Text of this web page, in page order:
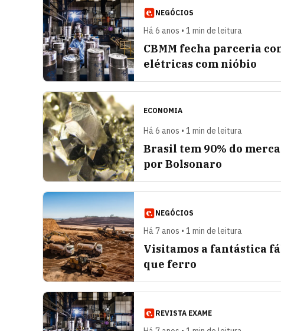
NEGÓCIOS
Há 6 anos • 1 min de leitura
CBMM fecha parceria
elétricas com nióbio
ECONOMIA
Há 6 anos • 1 min de leitura
Brasil tem 90% do
por Bolsonaro
NEGÓCIOS
Há 7 anos • 1 min de leitura
Visitamos a fantástica
que ferro
REVISTA EXAME